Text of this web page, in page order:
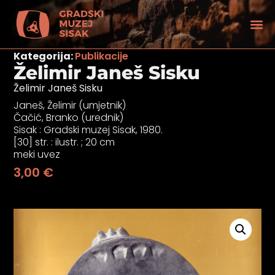
Kategorija:Publikacije
Želimir Janeš Sisku
Želimir Janeš Sisku
Janeš, Želimir (umjetnik)
Čačić, Branko (urednik)
Sisak : Gradski muzej Sisak, 1980.
[30] str. : ilustr. ; 20 cm
meki uvez
3,00 €